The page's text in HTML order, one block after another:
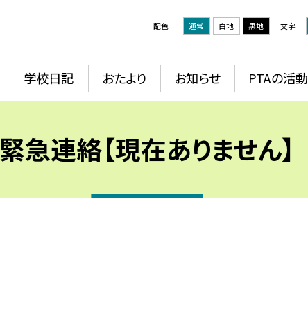
配色 通常 白地 黒地 文字
学校日記 おたより お知らせ PTAの活動
緊急連絡【現在ありません】